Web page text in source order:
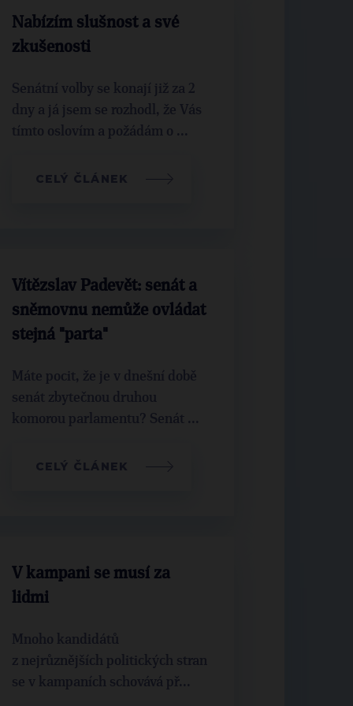
Nabízím slušnost a své
zkušenosti
Senátní volby se konají již za 2
dny a já jsem se rozhodl, že Vás
tímto oslovím a požádám o ...
CELÝ ČLÁNEK
Vítězslav Padevět: senát a
sněmovnu nemůže ovládat
stejná "parta"
Máte pocit, že je v dnešní době
senát zbytečnou druhou
komorou parlamentu? Senát ...
CELÝ ČLÁNEK
V kampani se musí za
lidmi
Mnoho kandidátů
z nejrůznějších politických stran
se v kampaních schovává př...